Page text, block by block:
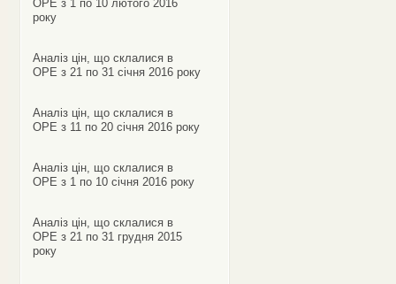
ОРЕ з 1 по 10 лютого 2016
року
Аналіз цін, що склалися в
ОРЕ з 21 по 31 січня 2016 року
Аналіз цін, що склалися в
ОРЕ з 11 по 20 січня 2016 року
Аналіз цін, що склалися в
ОРЕ з 1 по 10 січня 2016 року
Аналіз цін, що склалися в
ОРЕ з 21 по 31 грудня 2015
року